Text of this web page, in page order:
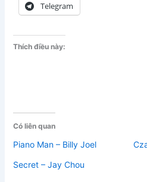
Telegram
Thích điều này:
Có liên quan
Piano Man – Billy Joel
Secret – Jay Chou